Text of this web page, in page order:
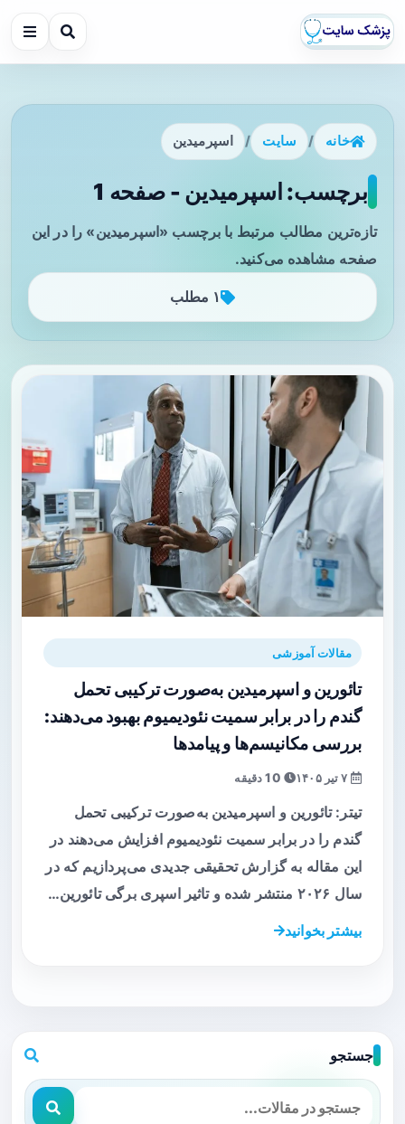
خانه / سایت / اسپرمیدین
برچسب: اسپرمیدین - صفحه 1
تازه‌ترین مطالب مرتبط با برچسب «اسپرمیدین» را در این
صفحه مشاهده می‌کنید.
۱ مطلب
مقالات آموزشی
تائورین و اسپرمیدین به‌صورت ترکیبی تحمل
گندم را در برابر سمیت نئودیمیوم بهبود می‌دهند:
بررسی مکانیسم‌ها و پیامدها
تیتر: تائورین و اسپرمیدین به‌صورت ترکیبی تحمل
گندم را در برابر سمیت نئودیمیوم افزایش می‌دهند در
این مقاله به گزارش تحقیقی جدیدی می‌پردازیم که در
سال ۲۰۲۶ منتشر شده و تاثیر اسپری برگی تائورین…
بیشتر بخوانید
جستجو